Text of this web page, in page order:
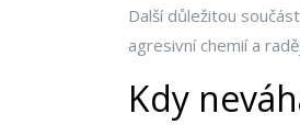
Další důležitou
agresivní chemií a
Kdy